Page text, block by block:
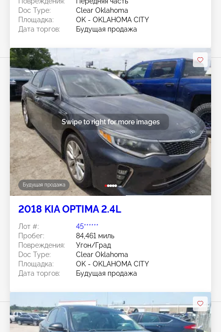
Doc Type:
Clear Oklahoma
Площадка:
OK - OKLAHOMA CITY
Дата торгов:
Будущая продажа
Будущая продажа
Swipe to right for more images
2018 KIA OPTIMA 2.4L
Лот #:
45******
Пробег:
84,461 миль
Повреждения:
Угон/Град
Doc Type:
Clear Oklahoma
Площадка:
OK - OKLAHOMA CITY
Дата торгов:
Будущая продажа